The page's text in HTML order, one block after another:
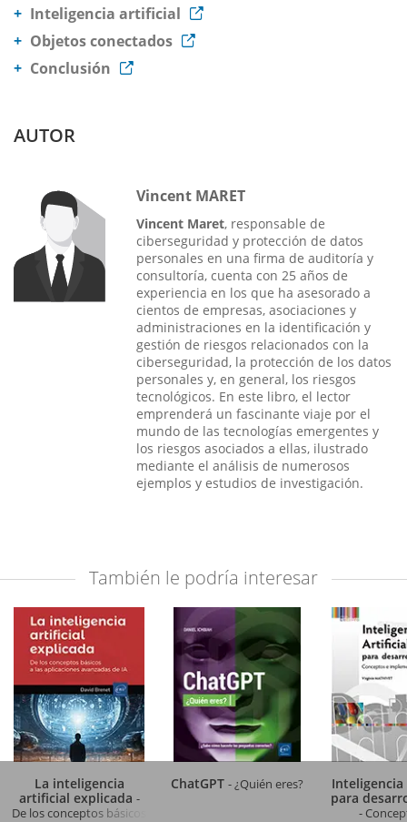
Inteligencia artificial
Objetos conectados
Conclusión
AUTOR
Vincent MARET
Vincent Maret, responsable de
ciberseguridad y protección de datos
personales en una firma de auditoría y
consultoría, cuenta con 25 años de
experiencia en los que ha asesorado a
cientos de empresas, asociaciones y
administraciones en la identificación y
gestión de riesgos relacionados con la
ciberseguridad, la protección de los datos
personales y, en general, los riesgos
tecnológicos. En este libro, el lector
emprenderá un fascinante viaje por el
mundo de las tecnologías emergentes y
los riesgos asociados a ellas, ilustrado
mediante el análisis de numerosos
ejemplos y estudios de investigación.
También le podría interesar
La inteligencia
artificial explicada -
De los conceptos básicos
ChatGPT - ¿Quién eres?
para
-